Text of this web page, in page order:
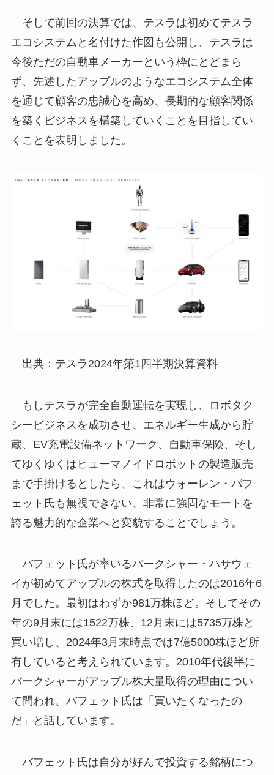
そして前回の決算では、テスラは初めてテスラ
エコシステムと名付けた作図も公開し、テスラは
今後ただの自動車メーカーという枠にとどまら
ず、先述したアップルのようなエコシステム全体
を通じて顧客の忠誠心を高め、長期的な顧客関係
を築くビジネスを構築していくことを目指してい
くことを表明しました。
出典：テスラ2024年第1四半期決算資料
もしテスラが完全自動運転を実現し、ロボタク
シービジネスを成功させ、エネルギー生成から貯
蔵、EV充電設備ネットワーク、自動車保険、そし
てゆくゆくはヒューマノイドロボットの製造販売
まで手掛けるとしたら、これはウォーレン・バフ
ェット氏も無視できない、非常に強固なモートを
誇る魅力的な企業へと変貌することでしょう。
バフェット氏が率いるバークシャー・ハサウェ
イが初めてアップルの株式を取得したのは2016年6
月でした。最初はわずか981万株ほど。そしてその
年の9月末には1522万株、12月末には5735万株と
買い増し、2024年3月末時点では7億5000株ほど所
有していると考えられています。2010年代後半に
バークシャーがアップル株大量取得の理由につい
て問われ、バフェット氏は「買いたくなったの
だ」と話しています。
バフェット氏は自分が好んで投資する銘柄につ